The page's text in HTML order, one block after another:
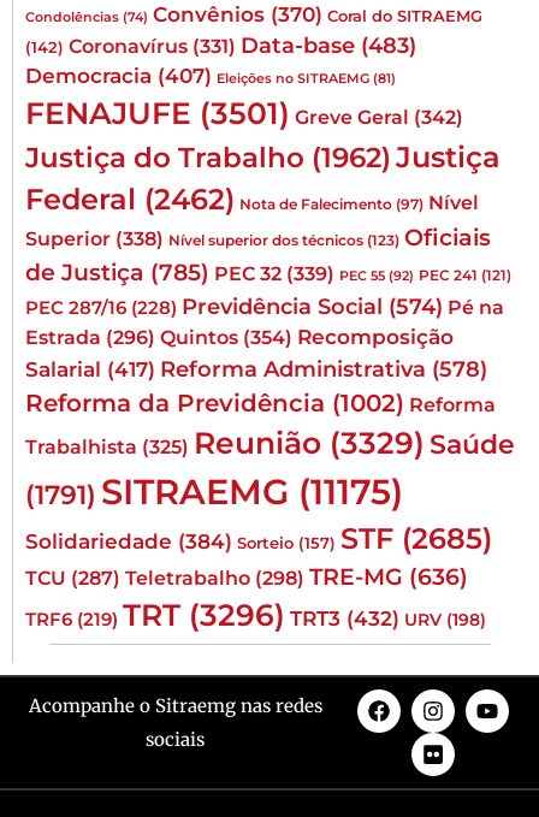
Condolências (74) Convênios (370) Coral do SITRAEMG
(142) Coronavírus (331) Data-base (483)
Democracia (407) Eleições no SITRAEMG (81)
FENAJUFE (3501) Greve Geral (342)
Justiça do Trabalho (1962) Justiça
Federal (2462) Nota de Falecimento (97) Nível
Superior (338) Nível superior dos técnicos (123) Oficiais
de Justiça (785) PEC 32 (339) PEC 55 (92) PEC 241 (121)
PEC 287/16 (228) Previdência Social (574) Pé na
Estrada (296) Quintos (354) Recomposição
Salarial (417) Reforma Administrativa (578)
Reforma da Previdência (1002) Reforma
Trabalhista (325) Reunião (3329) Saúde
(1791) SITRAEMG (11175)
Solidariedade (384) Sorteio (157) STF (2685)
TCU (287) Teletrabalho (298) TRE-MG (636)
TRF6 (219) TRT (3296) TRT3 (432) URV (198)
Acompanhe o Sitraemg nas redes
sociais